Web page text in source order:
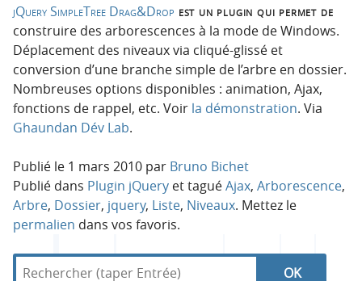
c
i
p
a
l
e
jQuery SimpleTree Drag&Drop est un plugin qui permet de
construire des arborescences à la mode de Windows.
Déplacement des niveaux via cliqué-glissé et
conversion d’une branche simple de l’arbre en dossier.
Nombreuses options disponibles : animation, Ajax,
fonctions de rappel, etc. Voir la démonstration. Via
Ghaundan Dév Lab.
Publié le 1 mars 2010 par Bruno Bichet
Publié dans Plugin jQuery et taguéAjax, Arborescence,
Arbre, Dossier, jquery, Liste, Niveaux. Mettez le
permalien dans vos favoris.
R
R
d